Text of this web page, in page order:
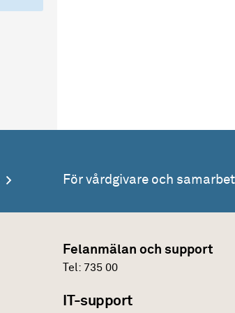
För vårdgivare och
Felanmälan och support
Tel:735 00
IT-support